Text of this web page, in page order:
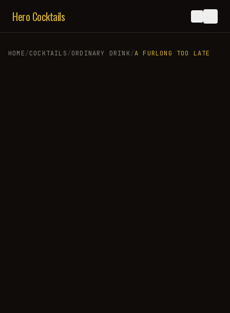
Hero Cocktails
HOME/COCKTAILS/ORDINARY DRINK/A FURLONG TOO LATE